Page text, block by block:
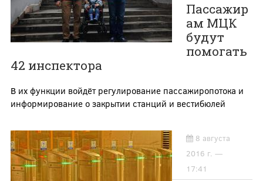
Пассажир
ам МЦК
будут
помогать
42 инспектора
В их функции войдёт регулирование пассажиропотока и
информирование о закрытии станций и вестибюлей
8 августа
2016 г. —
17:41